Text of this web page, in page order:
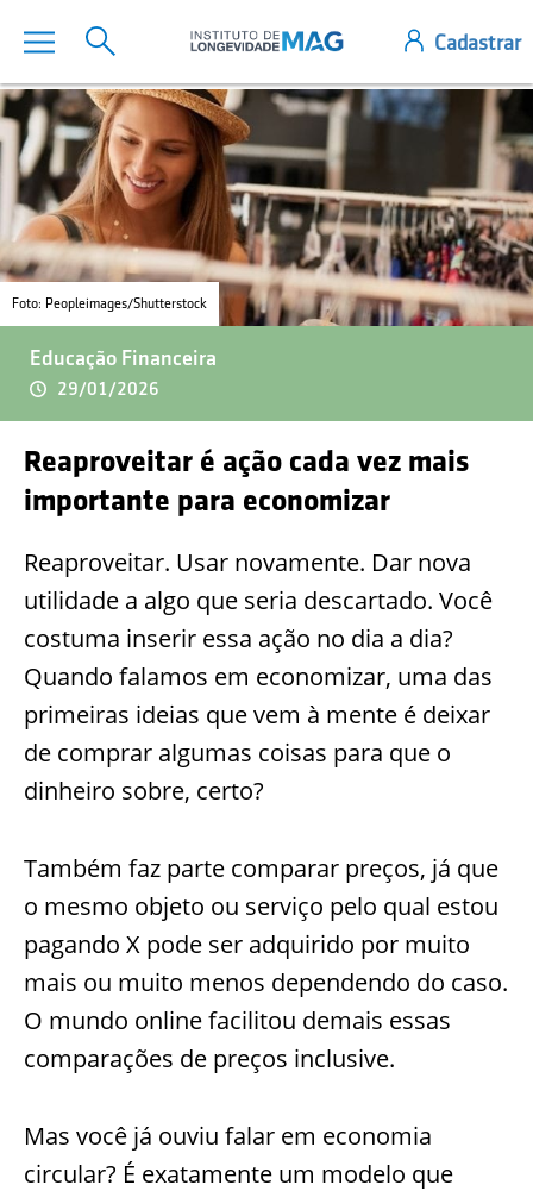
Foto: Peopleimages/Shutterstock
Educação Financeira
29/01/2026
Reaproveitar é ação cada vez mais
importante para economizar
Reaproveitar. Usar novamente. Dar nova
utilidade a algo que seria descartado. Você
costuma inserir essa ação no dia a dia?
Quando falamos em economizar, uma das
primeiras ideias que vem à mente é deixar
de comprar algumas coisas para que o
dinheiro sobre, certo?
Também faz parte comparar preços, já que
o mesmo objeto ou serviço pelo qual estou
pagando X pode ser adquirido por muito
mais ou muito menos dependendo do caso.
O mundo online facilitou demais essas
comparações de preços inclusive.
Mas você já ouviu falar em economia
circular? É exatamente um modelo que